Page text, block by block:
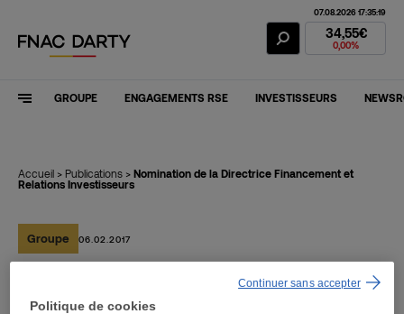
Action Fnac
07.08.2026 17:35:19
34,55€
0,00%
GROUPE ENGAGEMENTS RSE INVESTISSEURS
Accueil > Publications > Nomination de la Directrice Financement et
Relations Investisseurs
Groupe 06.02.2017
Nomination de la Directrice
Politique de cookies
Continuer sans accepter